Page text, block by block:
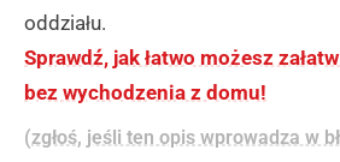
oddziału.
Sprawdź, jak łatwo możesz
bez wychodzenia z domu!
(zgłoś, jeśli ten opis wprowadza w